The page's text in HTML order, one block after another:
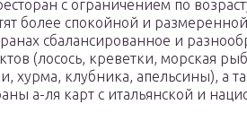
с ограничением по
более спокойной и
сбалансированное и
(лосось, креветки, морская
хурма, клубника, апельсины), а
а-ля карт с итальянской и